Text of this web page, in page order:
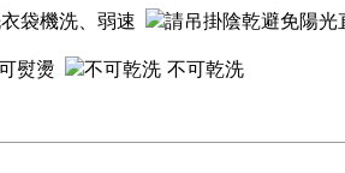
袋機洗、弱速
熨燙 不可乾洗